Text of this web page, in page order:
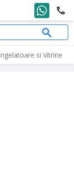
si Vitrine